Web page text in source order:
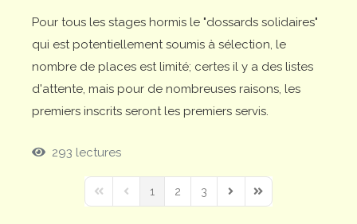
Pour tous les stages hormis le "dossards solidaires"
qui est potentiellement soumis à sélection, le
nombre de places est limité; certes il y a des listes
d'attente, mais pour de nombreuses raisons, les
premiers inscrits seront les premiers servis.
293 lectures
First PagePrevious Page
1 2 3
Next PageLast Page